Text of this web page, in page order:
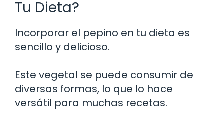
Tu Dieta?
Incorporar el pepino en tu dieta es
sencillo y delicioso.
Este vegetal se puede consumir de
diversas formas, lo que lo hace
versátil para muchas recetas.